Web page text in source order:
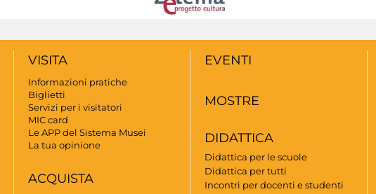
VISITA
Informazioni pratiche
Biglietti
Servizi per i visitatori
MIC card
Le APP del Sistema Musei
La tua opinione
ACQUISTA
EVENTI
MOSTRE
DIDATTICA
Didattica per le scuole
Didattica per tutti
Incontri per docenti e studenti